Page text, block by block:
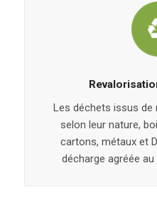
Les déchets issus
selon leur nature,
cartons, métaux et
décharge agréée